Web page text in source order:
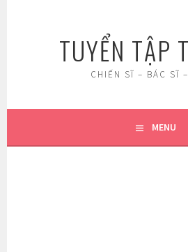
TUYỂN TẬP
CHIẾN SĨ – BÁC SĨ
MENU